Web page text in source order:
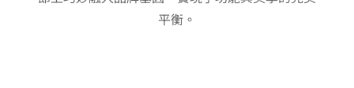
平衡。